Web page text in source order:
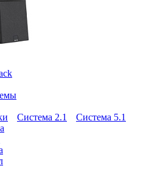
Система 2.1
Система 5.1